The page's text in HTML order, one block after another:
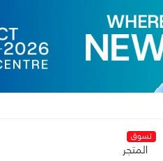
تسوق
المتجر